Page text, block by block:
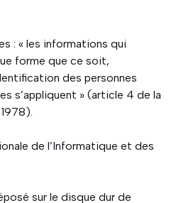
: « les informations qui
forme que ce soit,
des personnes
s’appliquent » (article 4 de la
de l’Informatique et des
sur le disque dur de